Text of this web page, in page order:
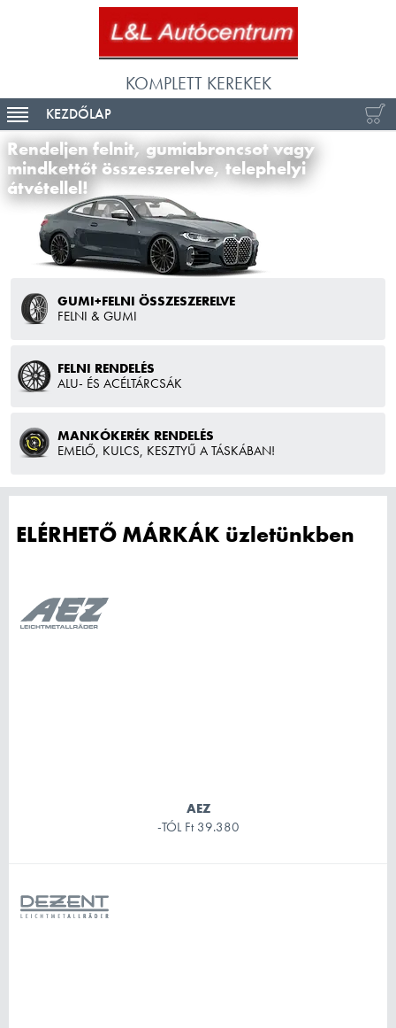
KOMPLETT KEREKEK
TOGGLE NAVIGÁCIÓ
KEZDŐLAP
Rendeljen felnit, gumiabroncsot vagy
mindkettőt összeszerelve, telephelyi
átvétellel!
GUMI+FELNI ÖSSZESZERELVE
FELNI & GUMI
FELNI RENDELÉS
ALU- ÉS ACÉLTÁRCSÁK
MANKÓKERÉK RENDELÉS
EMELŐ, KULCS, KESZTYŰ A TÁSKÁBAN!
ELÉRHETŐ MÁRKÁK üzletünkben
AEZ
-TÓL Ft 39.380